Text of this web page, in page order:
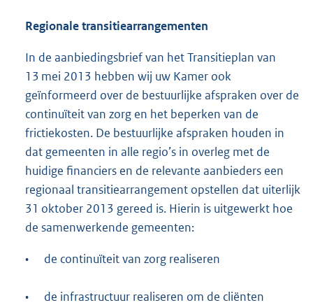
Regionale transitiearrangementen
In de aanbiedingsbrief van het Transitieplan van
13 mei 2013 hebben wij uw Kamer ook
geïnformeerd over de bestuurlijke afspraken over de
continuïteit van zorg en het beperken van de
frictiekosten. De bestuurlijke afspraken houden in
dat gemeenten in alle regio’s in overleg met de
huidige financiers en de relevante aanbieders een
regionaal transitiearrangement opstellen dat uiterlijk
31 oktober 2013 gereed is. Hierin is uitgewerkt hoe
de samenwerkende gemeenten:
• de continuïteit van zorg realiseren
•
de infrastructuur realiseren om de cliënten